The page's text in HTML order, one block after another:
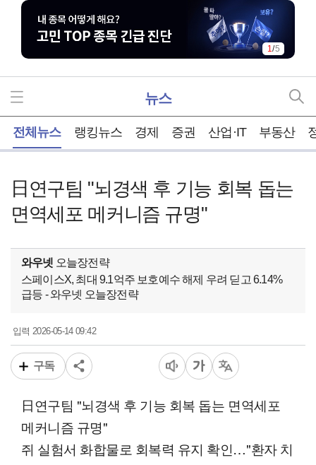
1/5
뉴스
전체뉴스 랭킹뉴스 경제 증권 산업·IT 부동산
日연구팀 "뇌경색 후 기능 회복 돕는
면역세포 메커니즘 규명"
와우넷 오늘장전략
스페이스X, 최대 9.1억주 보호예수 해제 우려 딛고 6.14%
급등 - 와우넷 오늘장전략
입력2026-05-14 09:42
구독
日연구팀 "뇌경색 후 기능 회복 돕는 면역세포
메커니즘 규명"
쥐 실험서 화합물로 회복력 유지 확인…"환자 치